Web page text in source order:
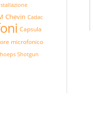
Chevin Cadac
Capsula
microfonico
Shotgun